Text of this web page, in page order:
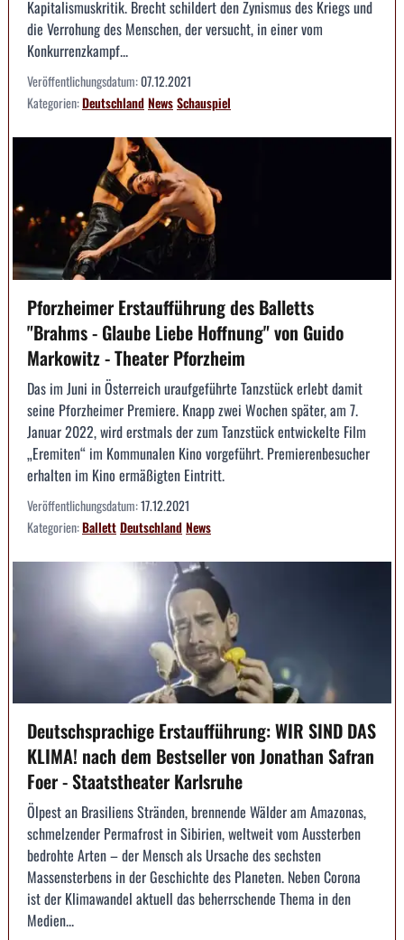
Kapitalismuskritik. Brecht schildert den Zynismus des Kriegs und
die Verrohung des Menschen, der versucht, in einer vom
Konkurrenzkampf...
Veröffentlichungsdatum:07.12.2021
Kategorien:DeutschlandNewsSchauspiel
Pforzheimer Erstaufführung des Balletts
"Brahms - Glaube Liebe Hoffnung" von Guido
Markowitz - Theater Pforzheim
Das im Juni in Österreich uraufgeführte Tanzstück erlebt damit
seine Pforzheimer Premiere. Knapp zwei Wochen später, am 7.
Januar 2022, wird erstmals der zum Tanzstück entwickelte Film
„Eremiten“ im Kommunalen Kino vorgeführt. Premierenbesucher
erhalten im Kino ermäßigten Eintritt.
Veröffentlichungsdatum:17.12.2021
Kategorien:BallettDeutschlandNews
Deutschsprachige Erstaufführung: WIR SIND DAS
KLIMA! nach dem Bestseller von Jonathan Safran
Foer - Staatstheater Karlsruhe
Ölpest an Brasiliens Stränden, brennende Wälder am Amazonas,
schmelzender Permafrost in Sibirien, weltweit vom Aussterben
bedrohte Arten – der Mensch als Ursache des sechsten
Massensterbens in der Geschichte des Planeten. Neben Corona
ist der Klimawandel aktuell das beherrschende Thema in den
Medien...